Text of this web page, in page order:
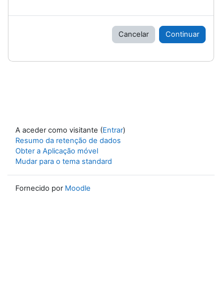
Cancelar Continuar
A aceder como visitante (Entrar)
Resumo da retenção de dados
Obter a Aplicação móvel
Mudar para o tema standard
Fornecido por Moodle